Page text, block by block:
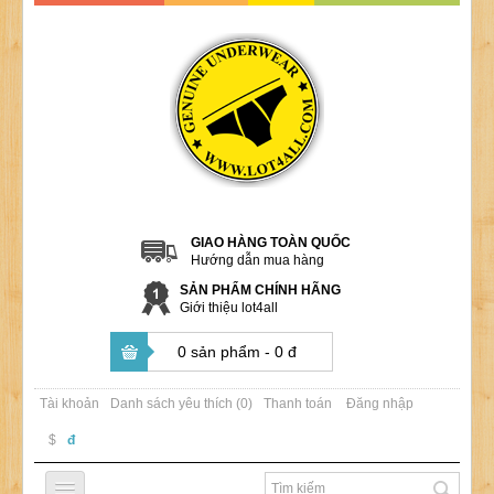
GIAO HÀNG TOÀN QUỐC
Hướng dẫn mua hàng
SẢN PHẨM CHÍNH HÃNG
Giới thiệu lot4all
0 sản phẩm - 0 đ
Tài khoản Danh sách yêu thích (0) Thanh toán Đăng nhập
$ đ